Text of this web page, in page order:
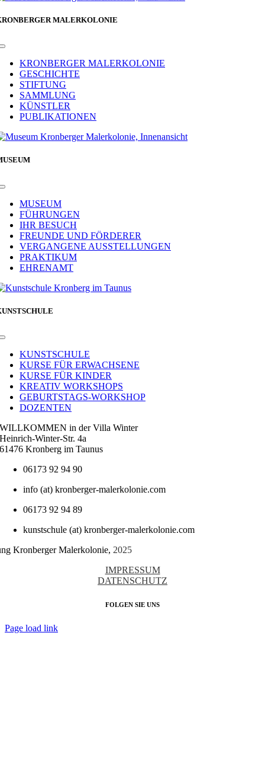
MALERKOLONIE
Toggle
NavigationKRONBERGER MALERKOLONIE
GESCHICHTE
STIFTUNG
SAMMLUNG
KÜNSTLER
PUBLIKATIONEN
Toggle
NavigationMUSEUM
FÜHRUNGEN
IHR BESUCH
FREUNDE UND FÖRDERER
VERGANGENE AUSSTELLUNGEN
PRAKTIKUM
EHRENAMT
Toggle
NavigationKUNSTSCHULE
KURSE FÜR ERWACHSENE
KURSE FÜR KINDER
KREATIV WORKSHOPS
GEBURTSTAGS-WORKSHOP
DOZENTEN
WILLKOMMEN in der Villa Winter
Heinrich-Winter-Str. 4a
61476 Kronberg im Taunus
06173 92 94 90
info (at) kronberger-malerkolonie.com
06173 92 94 89
kunstschule (at) kronberger-malerkolonie.com
Kronberger Malerkolonie, 2025
IMPRESSUM
DATENSCHUTZ
FOLGEN SIE UNS
Page load link